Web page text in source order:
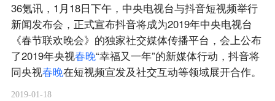
36氪讯，1月18日下午，中央电视台与抖音短视频举行
新闻发布会，正式宣布抖音将成为2019年中央电视台
《春节联欢晚会》的独家社交媒体传播平台，会上公布
了2019年央视春晚“幸福又一年”的新媒体行动，抖音将
同央视春晚在短视频宣发及社交互动等领域展开合作。
2019-01-18